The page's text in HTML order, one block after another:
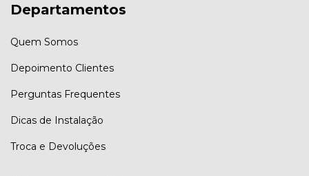
Departamentos
Quem Somos
Depoimento Clientes
Perguntas Frequentes
Dicas de Instalação
Troca e Devoluções